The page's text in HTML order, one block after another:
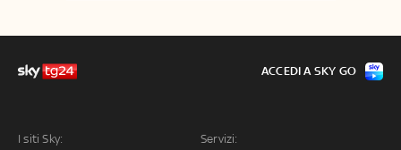
I siti Sky: Servizi:
ACCEDI A SKY GO